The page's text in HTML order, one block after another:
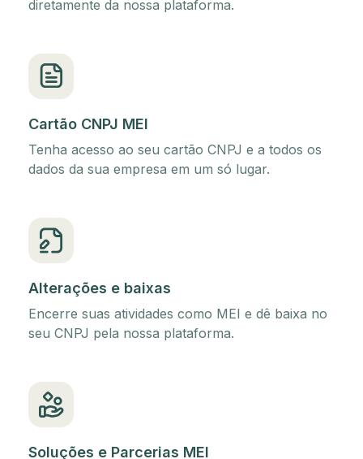
diretamente da nossa plataforma.
Cartão CNPJ MEI
Tenha acesso ao seu cartão CNPJ e a todos os
dados da sua empresa em um só lugar.
Alterações e baixas
Encerre suas atividades como MEI e dê baixa no
seu CNPJ pela nossa plataforma.
Soluções e Parcerias MEI